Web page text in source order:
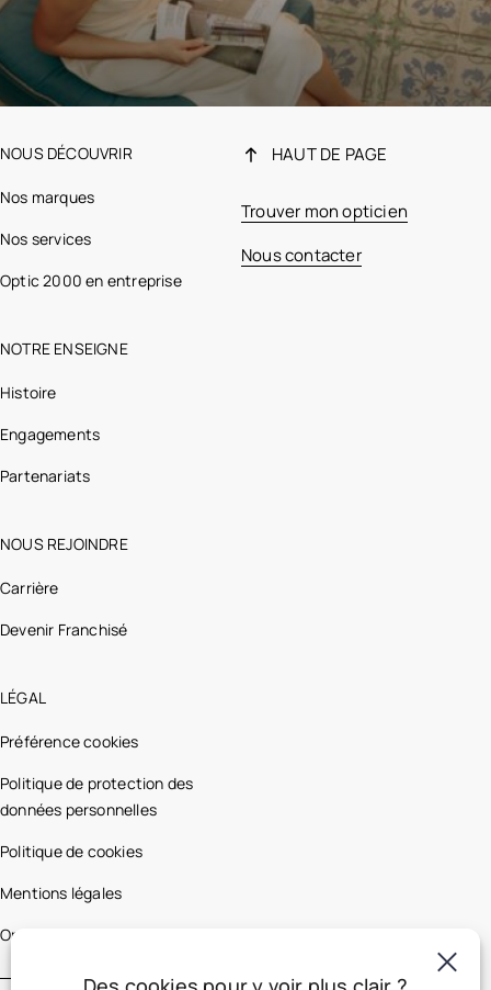
NOUS DÉCOUVRIR
Nos marques
Nos services
Optic 2000 en entreprise
NOTRE ENSEIGNE
Histoire
Engagements
Partenariats
NOUS REJOINDRE
Carrière
Devenir Franchisé
LÉGAL
Préférence cookies
Politique de protection des
données personnelles
Politique de cookies
Mentions légales
Optic 2000 France
HAUT DE PAGE
Trouver mon opticien
Nous contacter